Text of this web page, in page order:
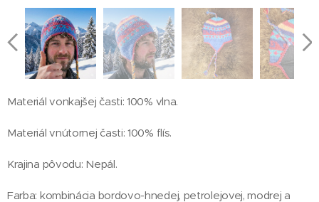
Materiál vonkajšej časti: 100% vlna.
Materiál vnútornej časti: 100% flís.
Krajina pôvodu: Nepál.
Farba: kombinácia bordovo-hnedej, petrolejovej, modrej a